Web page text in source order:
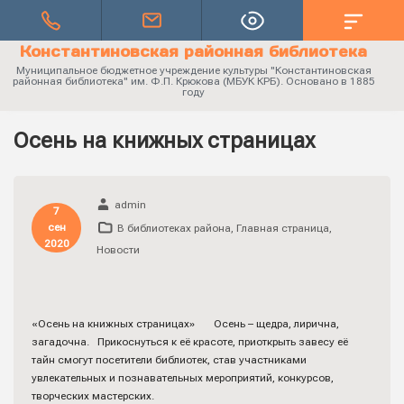
Константиновская районная библиотека
Муниципальное бюджетное учреждение культуры "Константиновская
районная библиотека" им. Ф.П. Крюкова (МБУК КРБ). Основано в 1885
году
Осень на книжных страницах
7
сен
2020
admin
В библиотеках района, Главная страница,
Новости
«Осень на книжных страницах» Осень – щедра, лирична,
загадочна. Прикоснуться к её красоте, приоткрыть завесу её
тайн смогут посетители библиотек, став участниками
увлекательных и познавательных мероприятий, конкурсов,
творческих мастерских.